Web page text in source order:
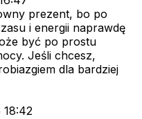
prezent, bo po
i energii naprawdę
być po prostu
Jeśli chcesz,
dla bardziej
18:42